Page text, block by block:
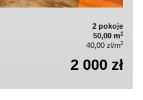
2 pokoje
50,00 m2
40,00 zł/m2
2 000 zł